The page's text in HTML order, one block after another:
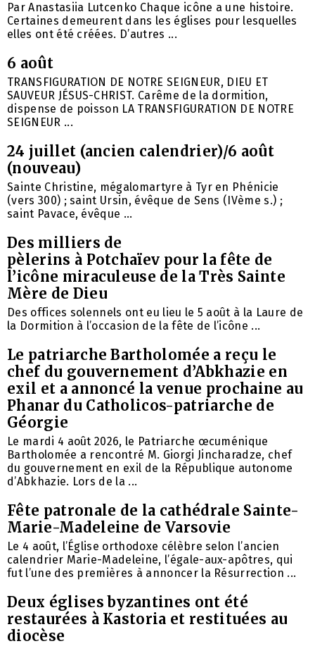
Par Anastasiia Lutcenko Chaque icône a une histoire.
Certaines demeurent dans les églises pour lesquelles
elles ont été créées. D’autres ...
6 août
TRANSFIGURATION DE NOTRE SEIGNEUR, DIEU ET
SAUVEUR JÉSUS-CHRIST. Carême de la dormition,
dispense de poisson LA TRANSFIGURATION DE NOTRE
SEIGNEUR ...
24 juillet (ancien calendrier)/6 août
(nouveau)
Sainte Christine, mégalomartyre à Tyr en Phénicie
(vers 300) ; saint Ursin, évêque de Sens (IVème s.) ;
saint Pavace, évêque ...
Des milliers de
pèlerins à Potchaïev pour la fête de
l’icône miraculeuse de la Très Sainte
Mère de Dieu
Des offices solennels ont eu lieu le 5 août à la Laure de
la Dormition à l’occasion de la fête de l’icône ...
Le patriarche Bartholomée a reçu le
chef du gouvernement d’Abkhazie en
exil et a annoncé la venue prochaine au
Phanar du Catholicos-patriarche de
Géorgie
Le mardi 4 août 2026, le Patriarche œcuménique
Bartholomée a rencontré M. Giorgi Jincharadze, chef
du gouvernement en exil de la République autonome
d’Abkhazie. Lors de la ...
Fête patronale de la cathédrale Sainte-
Marie-Madeleine de Varsovie
Le 4 août, l’Église orthodoxe célèbre selon l’ancien
calendrier Marie-Madeleine, l’égale-aux-apôtres, qui
fut l’une des premières à annoncer la Résurrection ...
Deux églises byzantines ont été
restaurées à Kastoria et restituées au
diocèse